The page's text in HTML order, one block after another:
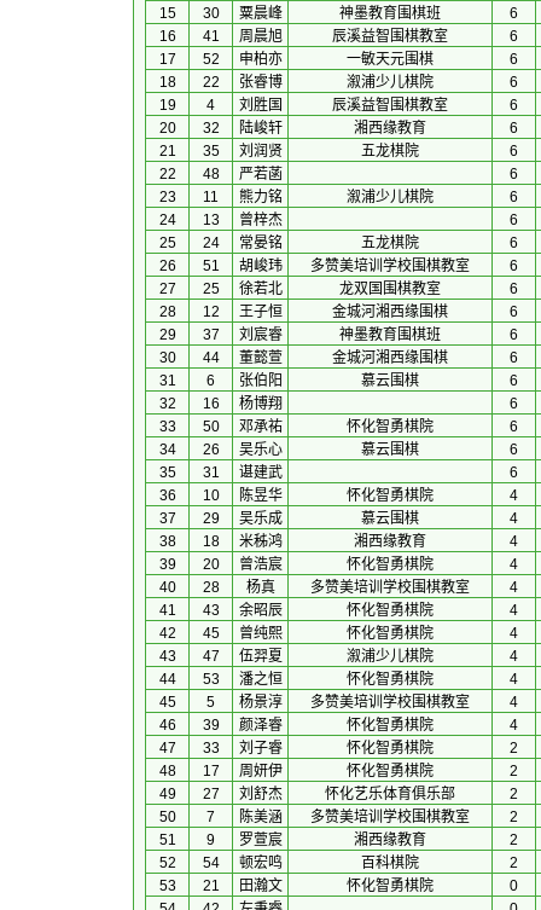
15
30 粟晨峰 神墨教育围棋班
6
16
41 周晨旭 辰溪益智围棋教室
6
17
52 申柏亦 一敏天元围棋
6
18
22 张睿博 溆浦少儿棋院
6
19
4 刘胜国 辰溪益智围棋教室
6
20
32 陆峻轩 湘西缘教育
6
21
35 刘润贤 五龙棋院
6
22
48 严若菡
6
23
11 熊力铭 溆浦少儿棋院
6
24
13 曾梓杰
6
25
24 常晏铭 五龙棋院
6
26
51 胡峻玮 多赞美培训学校围棋教室
6
27
25 徐若北 龙双国围棋教室
6
28
12 王子恒 金城河湘西缘围棋
6
29
37 刘宸睿 神墨教育围棋班
6
30
44 董懿萱 金城河湘西缘围棋
6
31
6 张伯阳 慕云围棋
6
32
16 杨博翔
6
33
50 邓承祐 怀化智勇棋院
6
34
26 吴乐心 慕云围棋
6
35
31 谌建武
6
36
10 陈昱华 怀化智勇棋院
4
37
29 吴乐成 慕云围棋
4
38
18 米秭鸿 湘西缘教育
4
39
20 曾浩宸 怀化智勇棋院
4
40
28 杨真 多赞美培训学校围棋教室
4
41
43 余昭辰 怀化智勇棋院
4
42
45 曾纯熙 怀化智勇棋院
4
43
47 伍羿夏 溆浦少儿棋院
4
44
53 潘之恒 怀化智勇棋院
4
45
5 杨景淳 多赞美培训学校围棋教室
4
46
39 颜泽睿 怀化智勇棋院
4
47
33 刘子睿 怀化智勇棋院
2
48
17 周妍伊 怀化智勇棋院
2
49
27 刘舒杰 怀化艺乐体育俱乐部
2
50
7 陈美涵 多赞美培训学校围棋教室
2
51
9 罗萱宸 湘西缘教育
2
52
54 顿宏鸣 百科棋院
2
53
21 田瀚文 怀化智勇棋院
0